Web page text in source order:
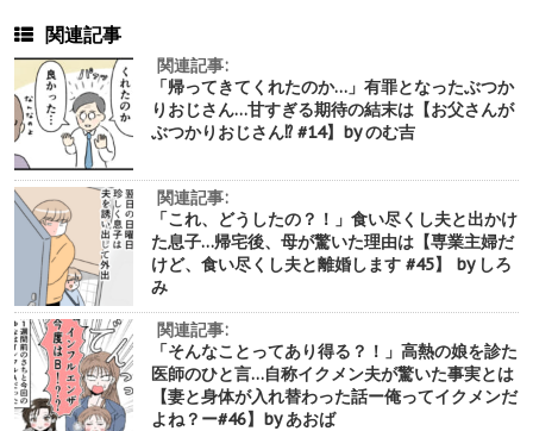
関連記事
関連記事:
「帰ってきてくれたのか…」有罪となったぶつか
りおじさん…甘すぎる期待の結末は【お父さんが
ぶつかりおじさん⁉︎ #14】by のむ吉
関連記事:
「これ、どうしたの？！」食い尽くし夫と出かけ
た息子…帰宅後、母が驚いた理由は【専業主婦だ
けど、食い尽くし夫と離婚します #45】 by しろ
み
関連記事:
「そんなことってあり得る？！」高熱の娘を診た
医師のひと言…自称イクメン夫が驚いた事実とは
【妻と身体が入れ替わった話ー俺ってイクメンだ
よね？ー#46】by あおば